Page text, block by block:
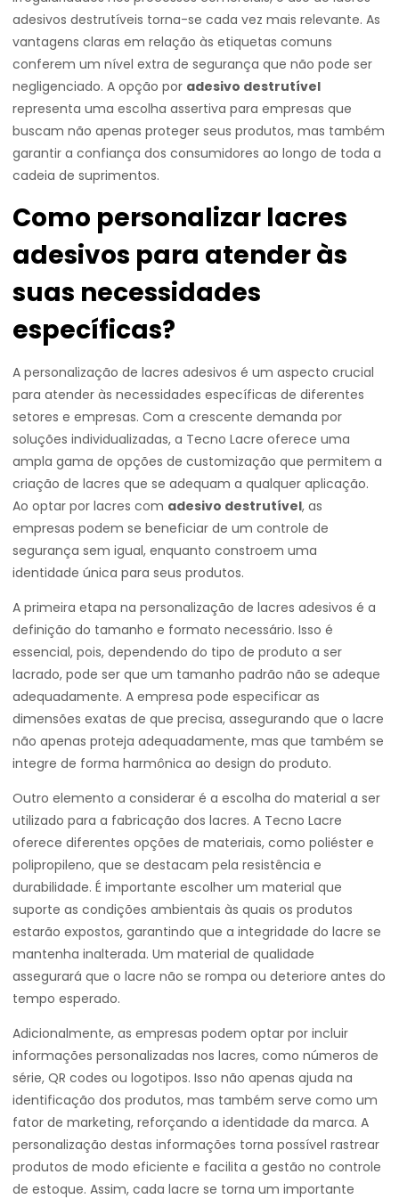
adesivos destrutíveis torna-se cada vez mais relevante. As
vantagens claras em relação às etiquetas comuns
conferem um nível extra de segurança que não pode ser
negligenciado. A opção por adesivo destrutível
representa uma escolha assertiva para empresas que
buscam não apenas proteger seus produtos, mas também
garantir a confiança dos consumidores ao longo de toda a
cadeia de suprimentos.
Como personalizar lacres
adesivos para atender às
suas necessidades
específicas?
A personalização de lacres adesivos é um aspecto crucial
para atender às necessidades específicas de diferentes
setores e empresas. Com a crescente demanda por
soluções individualizadas, a Tecno Lacre oferece uma
ampla gama de opções de customização que permitem a
criação de lacres que se adequam a qualquer aplicação.
Ao optar por lacres com adesivo destrutível, as
empresas podem se beneficiar de um controle de
segurança sem igual, enquanto constroem uma
identidade única para seus produtos.
A primeira etapa na personalização de lacres adesivos é a
definição do tamanho e formato necessário. Isso é
essencial, pois, dependendo do tipo de produto a ser
lacrado, pode ser que um tamanho padrão não se adeque
adequadamente. A empresa pode especificar as
dimensões exatas de que precisa, assegurando que o lacre
não apenas proteja adequadamente, mas que também se
integre de forma harmônica ao design do produto.
Outro elemento a considerar é a escolha do material a ser
utilizado para a fabricação dos lacres. A Tecno Lacre
oferece diferentes opções de materiais, como poliéster e
polipropileno, que se destacam pela resistência e
durabilidade. É importante escolher um material que
suporte as condições ambientais às quais os produtos
estarão expostos, garantindo que a integridade do lacre se
mantenha inalterada. Um material de qualidade
assegurará que o lacre não se rompa ou deteriore antes do
tempo esperado.
Adicionalmente, as empresas podem optar por incluir
informações personalizadas nos lacres, como números de
série, QR codes ou logotipos. Isso não apenas ajuda na
identificação dos produtos, mas também serve como um
fator de marketing, reforçando a identidade da marca. A
personalização destas informações torna possível rastrear
produtos de modo eficiente e facilita a gestão no controle
de estoque. Assim, cada lacre se torna um importante